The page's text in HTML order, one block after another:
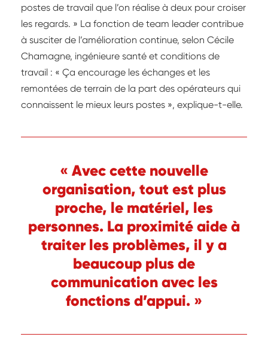
postes de travail que l’on réalise à deux pour croiser
les regards. » La fonction de team leader contribue
à susciter de l’amélioration continue, selon Cécile
Chamagne, ingénieure santé et conditions de
travail : « Ça encourage les échanges et les
remontées de terrain de la part des opérateurs qui
connaissent le mieux leurs postes », explique-t-elle.
« Avec cette nouvelle
organisation, tout est plus
proche, le matériel, les
personnes. La proximité aide à
traiter les problèmes, il y a
beaucoup plus de
communication avec les
fonctions d’appui. »